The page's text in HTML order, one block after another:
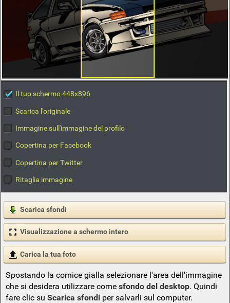
Il tuo schermo 448x896
Scarica l'originale
Immagine sull'immagine del profilo
Copertina per Facebook
Copertina per Twitter
Ritaglia immagine
Scarica sfondi
Visualizzazione a schermo intero
Carica la tua foto
Spostando la cornice gialla selezionare l'area dell'immagine
che si desidera utilizzare come sfondo del desktop. Quindi
fare clic su Scarica sfondiper salvarli sul computer.